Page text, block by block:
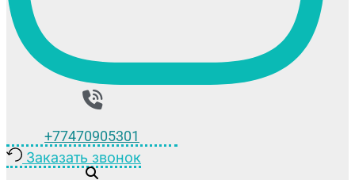
+77470905301
Заказать звонок